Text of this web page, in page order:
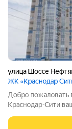
улица Шоссе
ЖК «Краснодар
Добро пожаловать
Краснодар-Сити ваш дом в самом центре города.
метров. Две